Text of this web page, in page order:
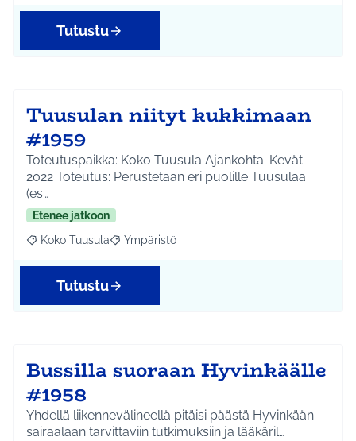
Tutustu
Tuusulan niityt kukkimaan
#1959
Toteutuspaikka: Koko Tuusula Ajankohta: Kevät
2022 Toteutus: Perustetaan eri puolille Tuusulaa
(es…
Etenee jatkoon
Rajaa tulokset aihepiirin mukaan: Koko Tuusula
Koko Tuusula Rajaa tulokset teeman mukaan: Ympäristö
Ympäristö
Tutustu
Bussilla suoraan Hyvinkäälle
#1958
Yhdellä liikennevälineellä pitäisi päästä Hyvinkään
sairaalaan tarvittaviin tutkimuksiin ja lääkäril…